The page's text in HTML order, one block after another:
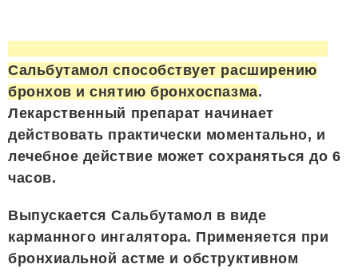
Сальбутамол способствует расширению
бронхов и снятию бронхоспазма.
Лекарственный препарат начинает
действовать практически моментально, и
лечебное действие может сохраняться до 6
часов.
Выпускается Сальбутамол в виде
карманного ингалятора. Применяется при
бронхиальной астме и обструктивном